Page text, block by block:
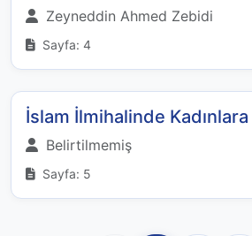
Zeyneddin Ahmed Zebidi
Sayfa: 4
İslam İlmihalinde
Belirtilmemiş
Sayfa: 5